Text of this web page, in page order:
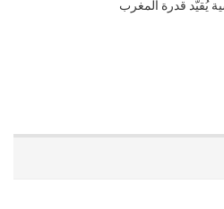
يُقيّد قدرة المغرب